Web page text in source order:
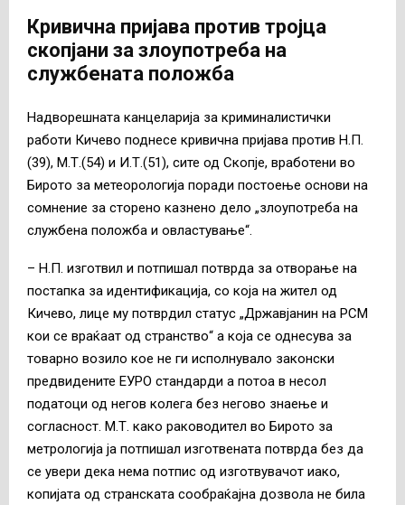
Кривична пријава против тројца
скопјани за злоупотреба на
службената положба
Надворешната канцеларија за криминалистички
работи Кичево поднесе кривична пријава против Н.П.
(39), М.Т.(54) и И.Т.(51), сите од Скопје, вработени во
Бирото за метеорологија поради постоење основи на
сомнение за сторено казнено дело „злоупотреба на
службена положба и овластување“.
– Н.П. изготвил и потпишал потврда за отворање на
постапка за идентификација, со која на жител од
Кичево, лице му потврдил статус „Државјанин на РСМ
кои се враќаат од странство“ а која се однесува за
товарно возило кое не ги исполнувало законски
предвидените ЕУРО стандарди а потоа в несол
податоци од негов колега без негово знаење и
согласност. М.Т. како раководител во Бирото за
метрологија ја потпишал изготвената потврда без да
се увери дека нема потпис од изготвувачот иако,
копијата од странската сообраќајна дозвола не била